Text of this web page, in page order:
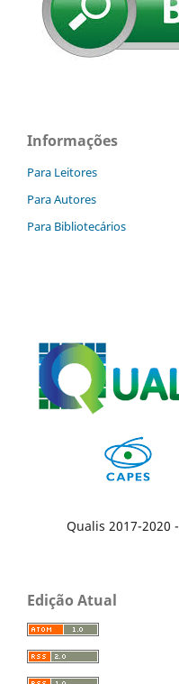
Informações
Para Leitores
Para Autores
Para Bibliotecários
Qualis 2017-2020 -
Edição Atual